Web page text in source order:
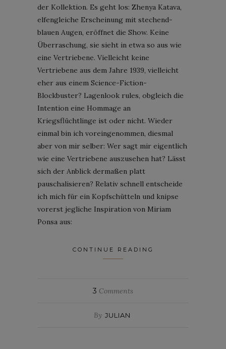
der Kollektion. Es geht los: Zhenya Katava,
elfengleiche Erscheinung mit stechend-
blauen Augen, eröffnet die Show. Keine
Überraschung, sie sieht in etwa so aus wie
eine Vertriebene. Vielleicht keine
Vertriebene aus dem Jahre 1939, vielleicht
eher aus einem Science-Fiction-
Blockbuster? Lagenlook rules, obgleich die
Intention eine Hommage an
Kriegsflüchtlinge ist oder nicht. Wieder
einmal bin ich voreingenommen, diesmal
aber von mir selber: Wer sagt mir eigentlich
wie eine Vertriebene auszusehen hat? Lässt
sich der Anblick dermaßen platt
pauschalisieren? Relativ schnell entscheide
ich mich für ein Kopfschütteln und knipse
vorerst jegliche Inspiration von Miriam
Ponsa aus:
CONTINUE READING
3 Comments
By JULIAN